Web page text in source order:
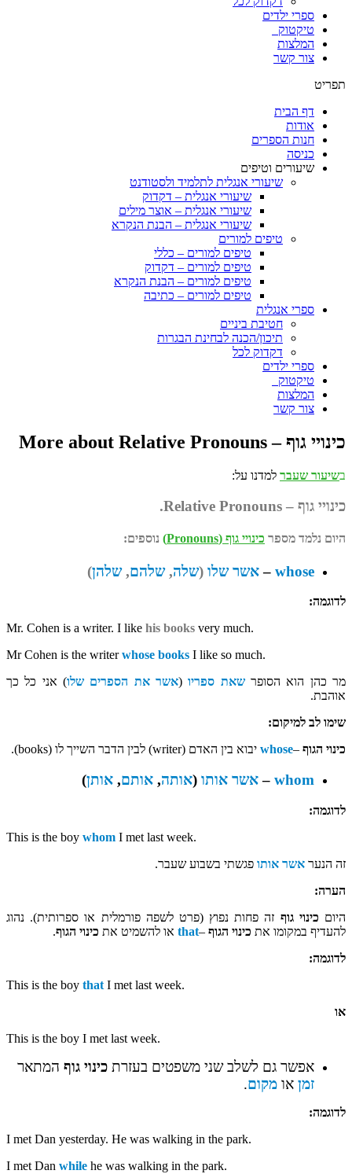
ספרי ילדים
טיקטוק
המלצות
צור קשר
תפריט
דף הבית
אודות
חנות הספרים
כניסה
שיעורים וטיפים
שיעורי אנגלית לתלמיד ולסטודנט
שיעורי אנגלית – דקדוק
שיעורי אנגלית – אוצר מילים
שיעורי אנגלית – הבנת הנקרא
טיפים למורים
טיפים למורים – כללי
טיפים למורים – דקדוק
טיפים למורים – הבנת הנקרא
טיפים למורים – כתיבה
ספרי אנגלית
חטיבת ביניים
תיכון/הכנה לבחינת הבגרות
דקדוק לכל
ספרי ילדים
טיקטוק
המלצות
צור קשר
כינויי גוף – More about Relative Pronouns
בשיעור שעבר למדנו על:
כינויי גוף – Relative Pronouns.
היום נלמד מספר כינויי גוף (
Pronouns
) נוספים:
whose
–אשר שלו (שלה,שלהם,שלהן)
לדוגמה:
Mr. Cohen is a writer. I like his books very much.
Mr Cohen is the writerwhose books I like so much.
מר כהן הוא הסופרשאת ספריו(אשר את הספרים שלו) אני כל כך
אוהבת.
שימו לב למיקום:
כינוי הגוף –
whose יבוא בין האדם (writer) לבין הדבר השייך לו (books).
whom
–אשר אותו (אותה, אותם, אותן)
לדוגמה:
This is the boy whom I met last week.
זה הנער אשר אותו פגשתי בשבוע שעבר.
הערה:
היום כינוי גוף זה פחות נפוץ (פרט לשפה פורמלית או ספרותית). נהוג
להעדיף במקומו את כינוי הגוף –
that או להשמיט את כינוי הגוף.
לדוגמה:
This is the boy that I met last week.
או
This is the boy I met last week.
אפשר גם לשלב שני משפטים בעזרת כינוי גוף המתאר
זמן או מקום.
לדוגמה:
I met Dan yesterday. He was walking in the park.
I met Dan while he was walking in the park.